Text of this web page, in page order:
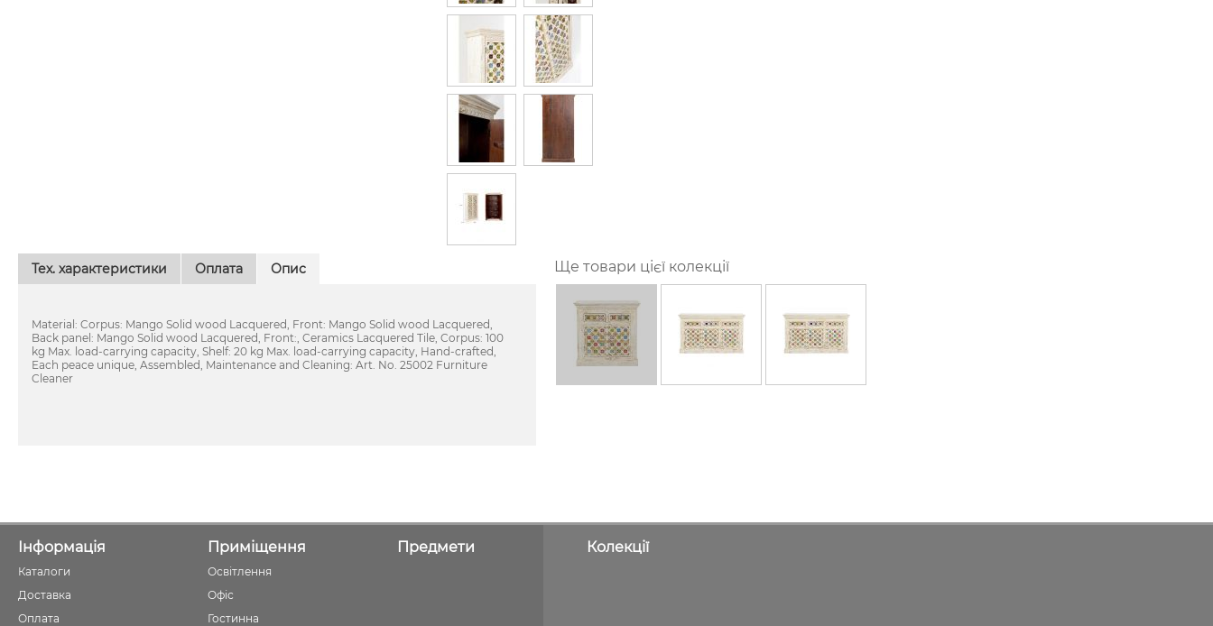
Опис
Тех. характеристики Оплата
Material: Corpus: Mango Solid wood Lacquered, Front: Mango Solid wood Lacquered,
Back panel: Mango Solid wood Lacquered, Front:, Ceramics Lacquered Tile, Corpus: 100
kg Max. load-carrying capacity, Shelf: 20 kg Max. load-carrying capacity, Hand-crafted,
Each peace unique, Assembled, Maintenance and Cleaning: Art. No. 25002 Furniture
Cleaner
Ще товари цієї колекції
Інформація
Каталоги
Доставка
Оплата
Приміщення
Освітлення
Офіс
Гостинна
Предмети Колекції